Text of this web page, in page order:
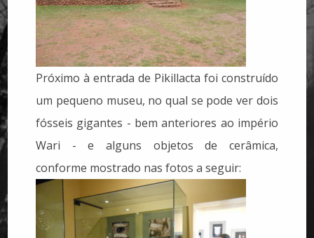
Próximo à entrada de Pikillacta foi construído
um pequeno museu, no qual se pode ver dois
fósseis gigantes - bem anteriores ao império
Wari - e alguns objetos de cerâmica,
conforme mostrado nas fotos a seguir: